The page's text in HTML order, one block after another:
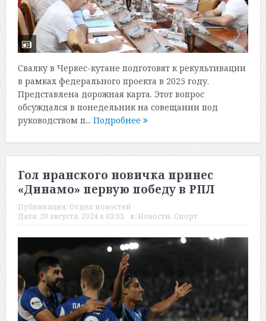
Свалку в Черкес-кутане подготовят к рекультивации
в рамках федерального проекта в 2025 году.
Представлена дорожная карта. Этот вопрос
обсуждался в понедельник на совещании под
руководством п... Подробнее
Гол иранского новичка принес
«Динамо» первую победу в РПЛ
Публикация: Отдел новостей
Дата: 20 августа, 2024 в 03:03 в: Новости, Спорт